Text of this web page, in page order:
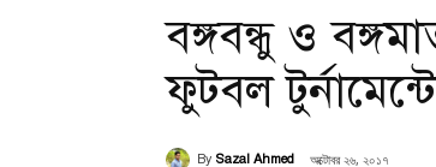
বঙ্গবন্ধু ও
ফুটবল
By Sazal Ahmed অক্টোবর ২৬, ২০১৭